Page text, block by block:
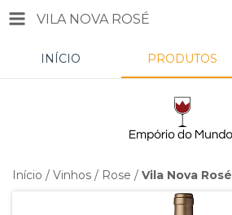
VILA NOVA ROSÉ
INÍCIO PRODUTOS
Início / Vinhos / Rose / Vila Nova Rosé